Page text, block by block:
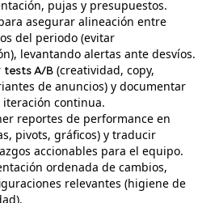
pujas y presupuestos.
asegurar alineación entre
del periodo (evitar
levantando alertas ante desvíos.
tests A/B(creatividad, copy,
de anuncios) y documentar
continua.
reportes de performance en
pivots, gráficos) y traducir
accionables para el equipo.
ordenada de cambios,
relevantes (higiene de